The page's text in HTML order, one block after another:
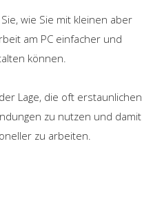
wie Sie mit kleinen aber
am PC einfacher und
können.
Lage, die oft erstaunlichen
zu nutzen und damit
zu arbeiten.